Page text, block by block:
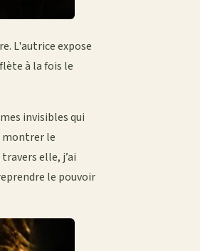
L'autrice expose
à la fois le
invisibles qui
montrer le
elle, j’ai
le pouvoir